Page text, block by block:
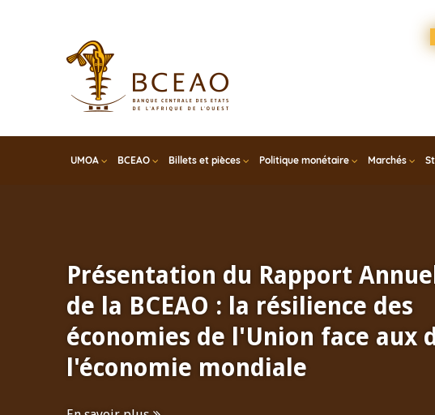
UMOA BCEAO Billets et pièces Politique monétaire Marchés
Présentation du Rapport
de la BCEAO : la résilience des
économies de l'Union face aux
l'économie mondiale